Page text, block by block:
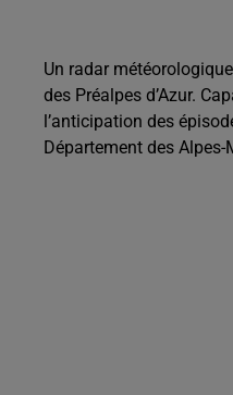
Un radar
des Préalpes d’Azur.
l’anticipation des
Département des